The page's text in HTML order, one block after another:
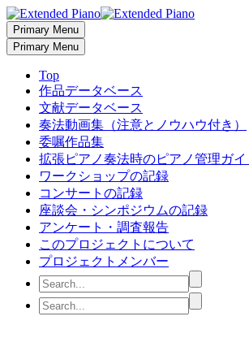
Primary Menu
Primary Menu
Top
作品データベース
文献データベース
奏法動画集（注意とノウハウ付き）
委嘱作品集
拡張ピアノ奏法時のピアノ管理ガ
ワークショップの記録
コンサートの記録
座談会・シンポジウムの記録
アンケート・調査報告
このプロジェクトについて
プロジェクトメンバー